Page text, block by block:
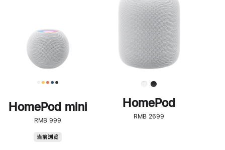
HomePod mini
RMB 999
当前浏览
了
解
HomePod<
HomePod
RMB 2699